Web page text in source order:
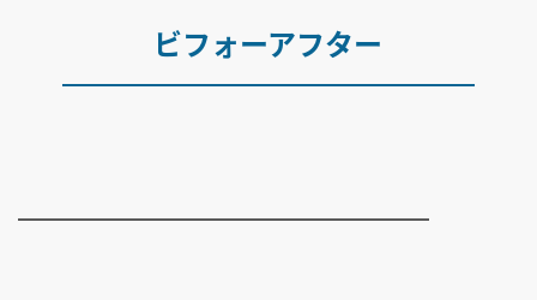
ビフォーアフター